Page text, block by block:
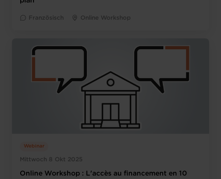
Französisch Online Workshop
Mittwoch 8 Okt 2025
Webinar
Online Workshop : L'accès au financement en 10